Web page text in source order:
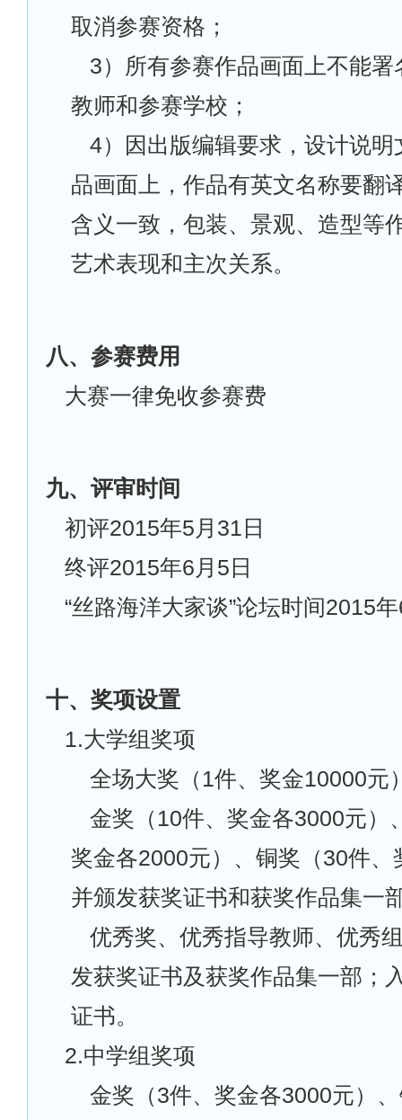
取消参赛资格；
3）所有参赛作品画面上不能
教师和参赛学校；
4）因出版编辑要求，设计说
品画面上，作品有英文名称要翻
含义一致，包装、景观、造型等
艺术表现和主次关系。
八、参赛费用
大赛一律免收参赛费
九、评审时间
初评2015年5月31日
终评2015年6月5日
“丝路海洋大家谈”论坛时间2015
十、奖项设置
1.大学组奖项
全场大奖（1件、奖金10000元
金奖（10件、奖金各3000元）
奖金各2000元）、铜奖（30件、
并颁发获奖证书和获奖作品集一
优秀奖、优秀指导教师、优秀
发获奖证书及获奖作品集一部；
证书。
2.中学组奖项
金奖（3件、奖金各3000元）